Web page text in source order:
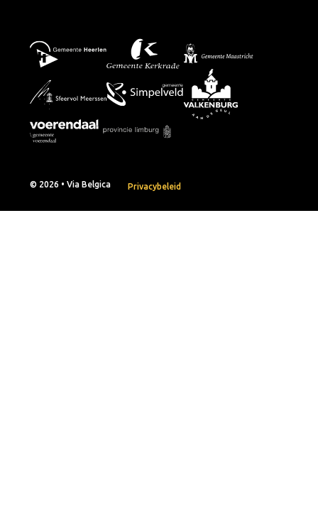
© 2026 • Via Belgica Privacybeleid